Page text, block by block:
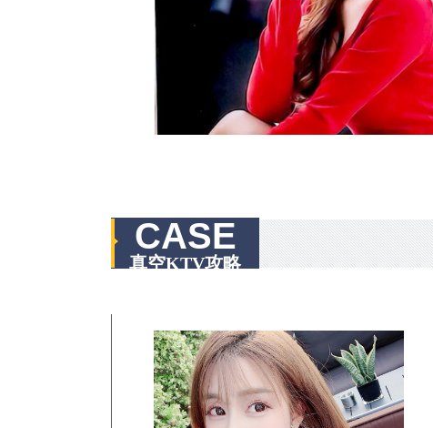
CASE
真空KTV攻略